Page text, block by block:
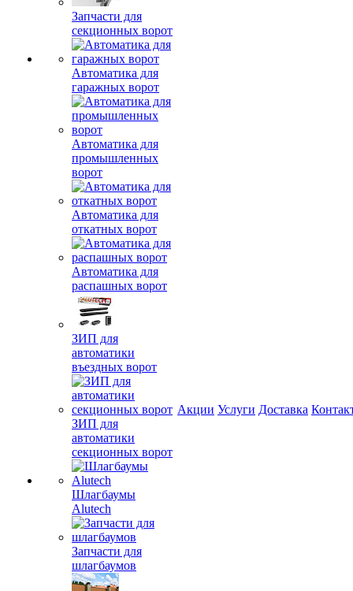
Запчасти для
секционных ворот
Автоматика для
гаражных ворот
Автоматика для
промышленных
ворот
Автоматика для
откатных ворот
Автоматика для
распашных ворот
ЗИП для
автоматики
въездных ворот
ЗИП для
автоматики
секционных ворот
Шлагбаумы
Alutech
Запчасти для
шлагбаумов
Акции Услуги Доставка